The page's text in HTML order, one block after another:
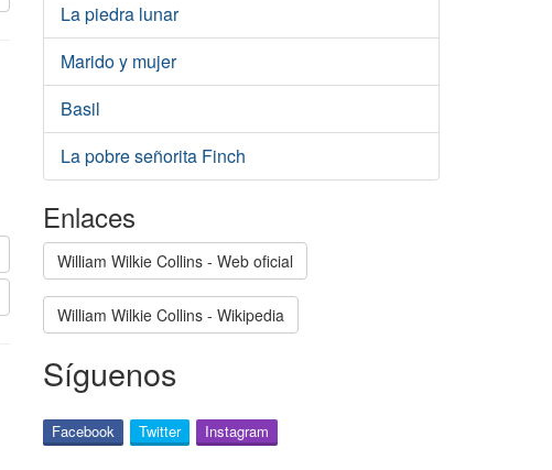
La piedra lunar
Marido y mujer
Basil
La pobre señorita Finch
Enlaces
William Wilkie Collins - Web oficial
William Wilkie Collins - Wikipedia
Síguenos
Facebook Twitter Instagram